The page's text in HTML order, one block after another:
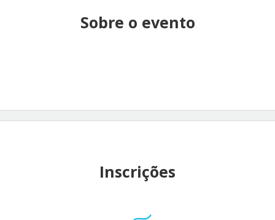
Sobre o evento
Inscrições